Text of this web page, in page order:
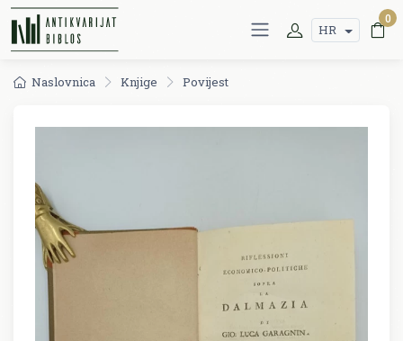
HR
0
Naslovnica Knjige Povijest